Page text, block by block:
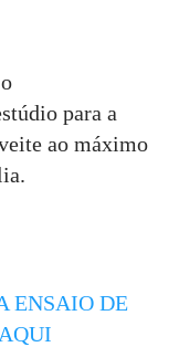
para a
ao máximo
ENSAIO DE